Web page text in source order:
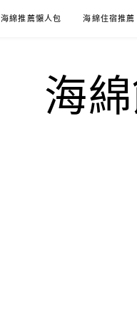
海綿推薦懶人包 海綿住宿推薦
海